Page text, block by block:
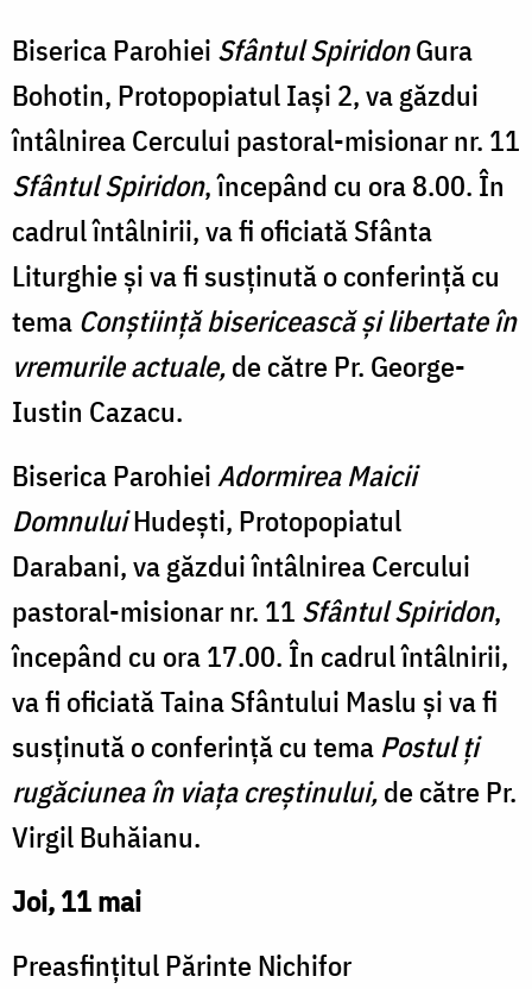
Biserica Parohiei Sfântul SpiridonGura
Bohotin, Protopopiatul Iași 2, va găzdui
întâlnirea Cercului pastoral-misionar nr. 11
Sfântul Spiridon, începând cu ora 8.00. În
cadrul întâlnirii, va fi oficiată Sfânta
Liturghie și va fi susținută o conferință cu
tema Conștiință bisericească și libertate în
vremurile actuale,de către Pr. George-
Iustin Cazacu.
Biserica ParohieiAdormirea Maicii
DomnuluiHudești, Protopopiatul
Darabani, va găzdui întâlnirea Cercului
pastoral-misionar nr. 11 Sfântul Spiridon,
începând cu ora 17.00. În cadrul întâlnirii,
va fi oficiată Taina Sfântului Maslu și va fi
susținută o conferință cu tema Postul ți
rugăciunea în viața creștinului,de către Pr.
Virgil Buhăianu.
Joi, 11 mai
Preasfințitul Părinte Nichifor